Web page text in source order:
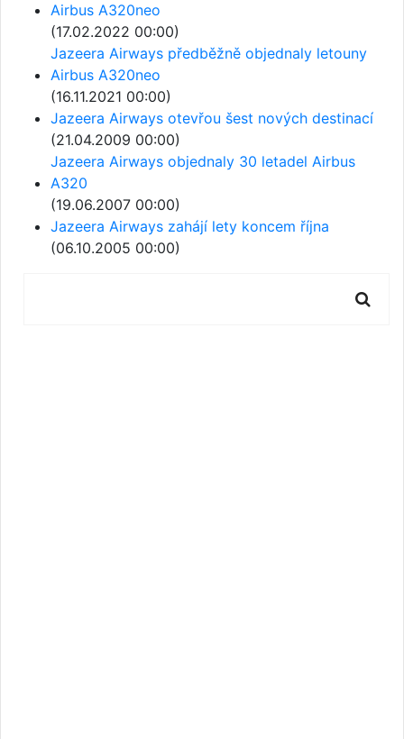
Airbus A320neo
(17.02.2022 00:00)
Jazeera Airways předběžně objednaly letouny
Airbus A320neo
(16.11.2021 00:00)
Jazeera Airways otevřou šest nových destinací
(21.04.2009 00:00)
Jazeera Airways objednaly 30 letadel Airbus
A320
(19.06.2007 00:00)
Jazeera Airways zahájí lety koncem října
(06.10.2005 00:00)